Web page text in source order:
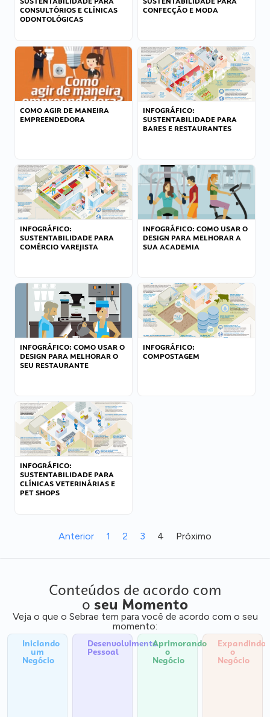
CONSULTÓRIOS E CLÍNICAS
ODONTOLÓGICAS
CONFECÇÃO E MODA
COMO AGIR DE MANEIRA
EMPREENDEDORA
INFOGRÁFICO:
SUSTENTABILIDADE PARA
BARES E RESTAURANTES
INFOGRÁFICO:
SUSTENTABILIDADE PARA
COMÉRCIO VAREJISTA
INFOGRÁFICO: COMO USAR O
DESIGN PARA MELHORAR A
SUA ACADEMIA
INFOGRÁFICO: COMO USAR O
DESIGN PARA MELHORAR O
SEU RESTAURANTE
INFOGRÁFICO:
COMPOSTAGEM
INFOGRÁFICO:
SUSTENTABILIDADE PARA
CLÍNICAS VETERINÁRIAS E
PET SHOPS
Anterior 1 2 3 4 Próximo
Conteúdos de acordo com
o seu Momento
Veja o que o Sebrae tem para você de acordo com o seu
momento:
Iniciando
um
Negócio
Desenvolvimento
Pessoal
Aprimorando
o
Negócio
Expandindo
o
Negócio